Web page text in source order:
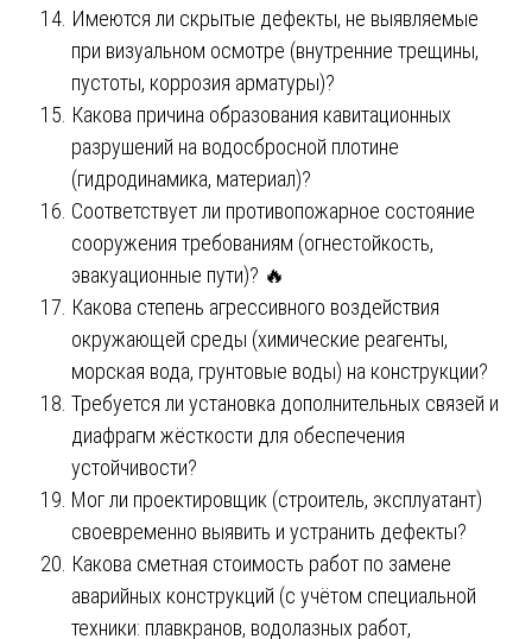
Имеются ли скрытые дефекты, не выявляемые
при визуальном осмотре (внутренние трещины,
пустоты, коррозия арматуры)?
Какова причина образования кавитационных
разрушений на водосбросной плотине
(гидродинамика, материал)?
Соответствует ли противопожарное состояние
сооружения требованиям (огнестойкость,
эвакуационные пути)? 🔥
Какова степень агрессивного воздействия
окружающей среды (химические реагенты,
морская вода, грунтовые воды) на конструкции?
Требуется ли установка дополнительных связей и
диафрагм жёсткости для обеспечения
устойчивости?
Мог ли проектировщик (строитель, эксплуатант)
своевременно выявить и устранить дефекты?
Какова сметная стоимость работ по замене
аварийных конструкций (с учётом специальной
техники: плавкранов, водолазных работ,